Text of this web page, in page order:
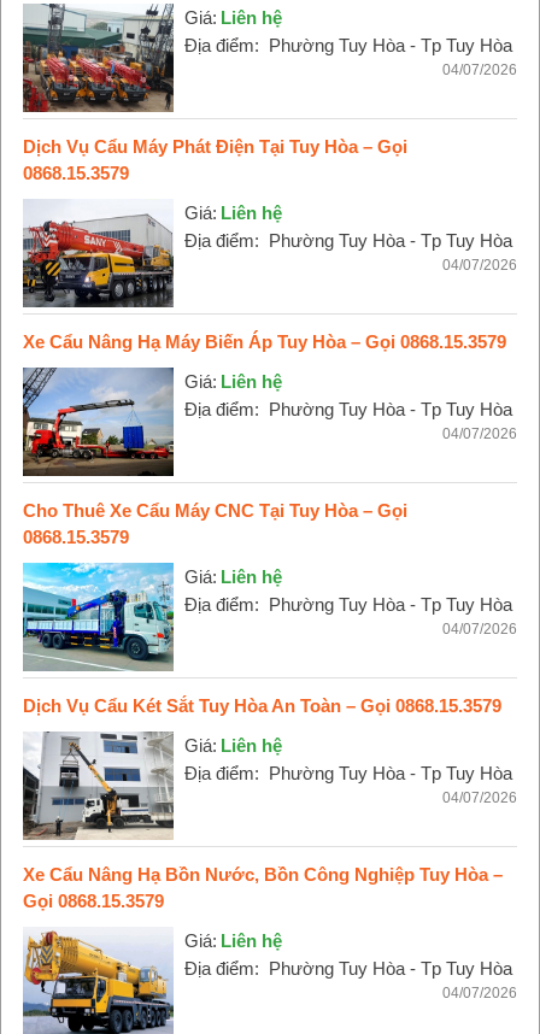
Giá: Liên hệ
Địa điểm: Phường Tuy Hòa - Tp Tuy Hòa
04/07/2026
Dịch Vụ Cẩu Máy Phát Điện Tại Tuy Hòa – Gọi
0868.15.3579
Giá: Liên hệ
Địa điểm: Phường Tuy Hòa - Tp Tuy Hòa
04/07/2026
Xe Cẩu Nâng Hạ Máy Biến Áp Tuy Hòa – Gọi 0868.15.3579
Giá: Liên hệ
Địa điểm: Phường Tuy Hòa - Tp Tuy Hòa
04/07/2026
Cho Thuê Xe Cẩu Máy CNC Tại Tuy Hòa – Gọi
0868.15.3579
Giá: Liên hệ
Địa điểm: Phường Tuy Hòa - Tp Tuy Hòa
04/07/2026
Dịch Vụ Cẩu Két Sắt Tuy Hòa An Toàn – Gọi 0868.15.3579
Giá: Liên hệ
Địa điểm: Phường Tuy Hòa - Tp Tuy Hòa
04/07/2026
Xe Cẩu Nâng Hạ Bồn Nước, Bồn Công Nghiệp Tuy Hòa –
Gọi 0868.15.3579
Giá: Liên hệ
Địa điểm: Phường Tuy Hòa - Tp Tuy Hòa
04/07/2026